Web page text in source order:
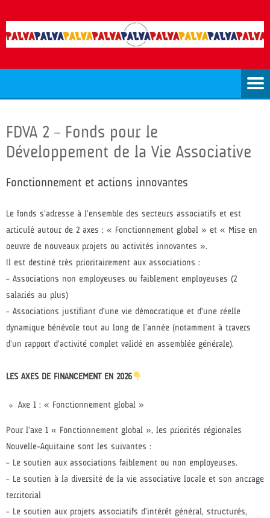
FDVA 2 – Fonds pour le
Développement de la Vie Associative
Fonctionnement et actions innovantes
Le fonds s’adresse à l’ensemble des secteurs associatifs et est
articulé autour de 2 axes : « Fonctionnement global » et « Mise en
oeuvre de nouveaux projets ou activités innovantes ».
Il est destiné très prioritairement aux associations :
– Associations non employeuses ou faiblement employeuses (2
salariés au plus)
– Associations justifiant d’une vie démocratique et d’une réelle
dynamique bénévole tout au long de l’année (notamment à travers
d’un rapport d’activité complet validé en assemblée générale).
LES AXES DE FINANCEMENT EN 2026
Axe 1 : « Fonctionnement global »
Pour l’axe 1 « Fonctionnement global », les priorités régionales
Nouvelle-Aquitaine sont les suivantes :
– Le soutien aux associations faiblement ou non employeuses.
– Le soutien à la diversité de la vie associative locale et son ancrage
territorial
– Le soutien aux projets associatifs d’intérêt général, structurés,